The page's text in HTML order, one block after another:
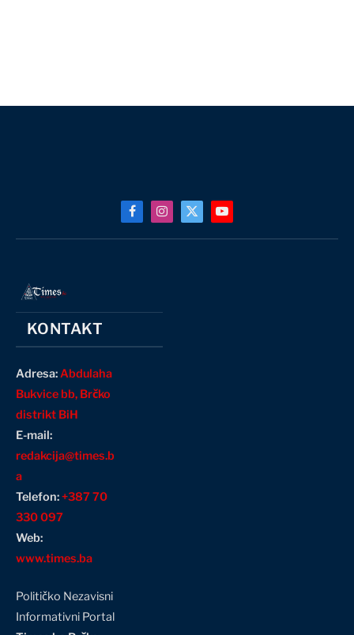
FacebookInstagram
X
YouTube
KONTAKT
Adresa:Abdulaha
Bukvice bb, Brčko
distrikt BiH
E-mail:
redakcija@times.b
a
Telefon:+387 70
330 097
Web:
www.times.ba
Političko Nezavisni
Informativni Portal